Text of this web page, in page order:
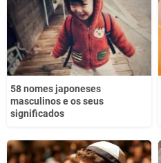
Outro
58 nomes japoneses
masculinos e os seus
significados